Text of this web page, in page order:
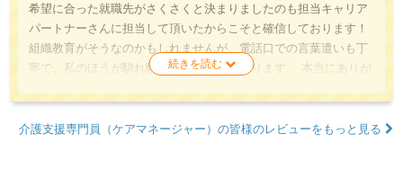
希望に合った就職先がさくさくと決まりましたのも担当キャリア
パートナーさんに担当して頂いたからこそと確信しております！
組織教育がそうなのかもしれませんが、電話口での言葉遣いも丁
寧で、私のほうが馴れ馴れしく恐縮しております。 本当にありが
介護支援専門員（ケアマネージャー）の皆様のレビューをもっと見る